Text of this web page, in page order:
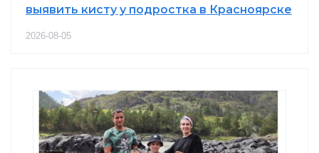
выявить кисту у подростка в Красноярске
2026-08-05